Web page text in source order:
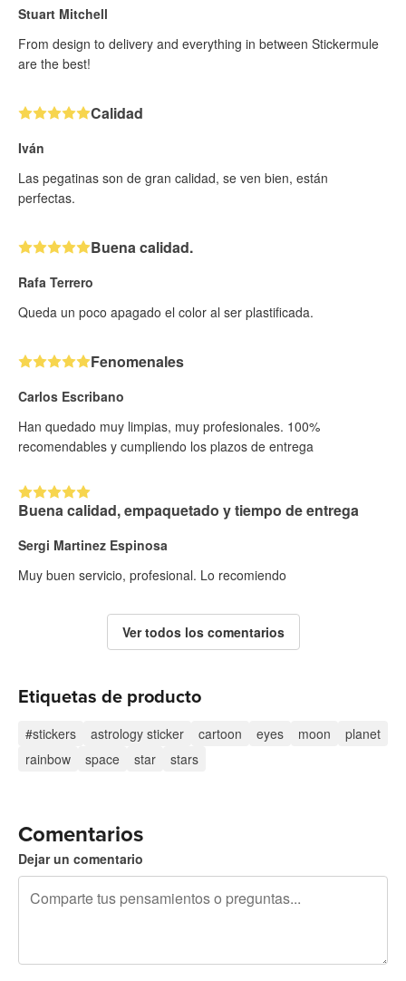
Stuart Mitchell
From design to delivery and everything in between Stickermule
are the best!
Calidad
Iván
Las pegatinas son de gran calidad, se ven bien, están
perfectas.
Buena calidad.
Rafa Terrero
Queda un poco apagado el color al ser plastificada.
Fenomenales
Carlos Escribano
Han quedado muy limpias, muy profesionales. 100%
recomendables y cumpliendo los plazos de entrega
Buena calidad, empaquetado y tiempo de entrega
Sergi Martinez Espinosa
Muy buen servicio, profesional. Lo recomiendo
Ver todos los comentarios
Etiquetas de producto
#stickers astrology sticker cartoon eyes moon
planet
rainbow
space star stars
Comentarios
Dejar un comentario